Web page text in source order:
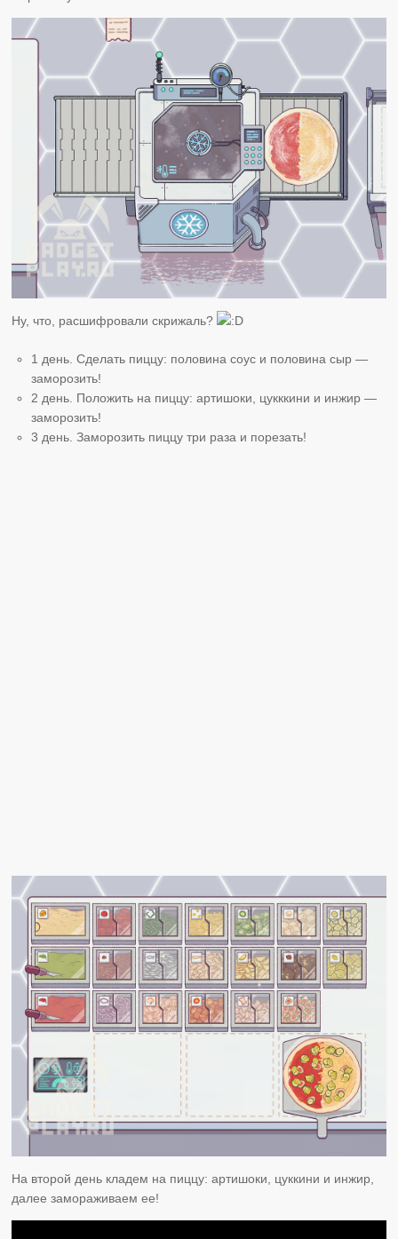
Ну, что, расшифровали скрижаль?
1 день. Сделать пиццу: половина соус и половина сыр —
заморозить!
2 день. Положить на пиццу: артишоки, цукккини и инжир —
заморозить!
3 день. Заморозить пиццу три раза и порезать!
На второй день кладем на пиццу: артишоки, цуккини и инжир,
далее замораживаем ее!